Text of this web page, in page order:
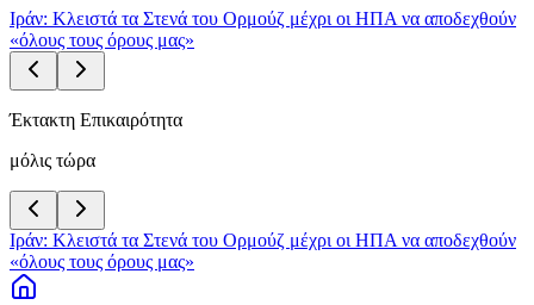
Ιράν: Κλειστά τα Στενά του Ορμούζ μέχρι οι ΗΠΑ να αποδεχθούν
«όλους τους όρους μας»
Έκτακτη Επικαιρότητα
μόλις τώρα
Ιράν: Κλειστά τα Στενά του Ορμούζ μέχρι οι ΗΠΑ να αποδεχθούν
«όλους τους όρους μας»